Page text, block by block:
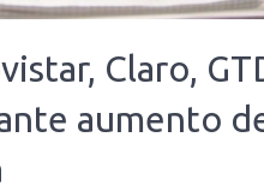
Claro,
aumento